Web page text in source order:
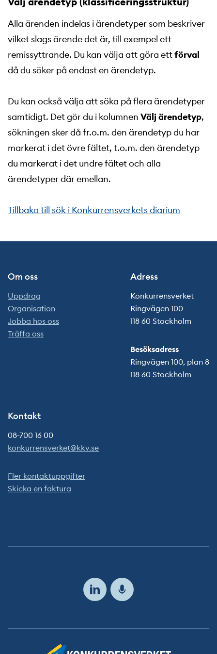
Alla ärenden indelas i ärendetyper som beskriver
vilket slags ärende det är, till exempel ett
remissyttrande. Du kan välja att göra ettförval
då du söker på endast en ärendetyp.
Du kan också välja att söka på flera ärendetyper
samtidigt. Det gör du i kolumnen Välj ärendetyp,
sökningen sker då fr.o.m. den ärendetyp du har
markerat i det övre fältet, t.o.m. den ärendetyp
du markerat i det undre fältet och alla
ärendetyper där emellan.
Tillbaka till sök i Konkurrensverkets diarium
Om oss
Uppdrag
Organisation
Jobba hos oss
Träffa oss
Adress
Konkurrensverket
Ringvägen 100
118 60 Stockholm
Besöksadress
Ringvägen 100, plan 8
118 60 Stockholm
Kontakt
08-700 16 00
konkurrensverket@kkv.se
Fler kontaktuppgifter
Skicka en faktura
Följ
oss